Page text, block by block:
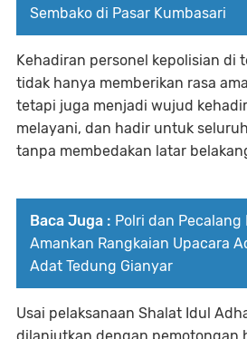
Sembako di Pasar Kumbasari
Kehadiran personel kepolisian di
tidak hanya memberikan rasa
tetapi juga menjadi wujud
melayani, dan hadir untuk
tanpa membedakan latar
Baca Juga : Polri dan Pecalang
Amankan Rangkaian Upacara
Adat Tedung Gianyar
Usai pelaksanaan Shalat Idul